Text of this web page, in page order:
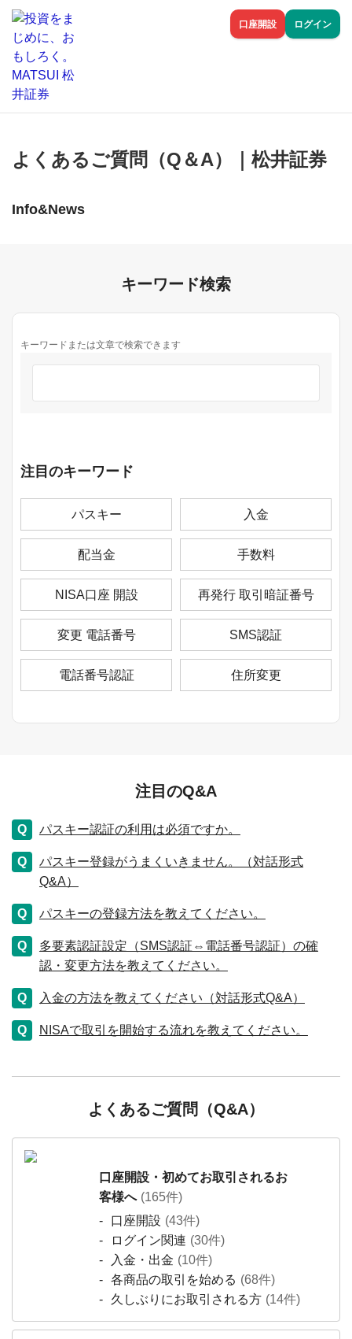
口座開設 ログイン
よくあるご質問（Q＆A）｜松井証券
Info&News
キーワード検索
キーワードまたは文章で検索できます
注目のキーワード
パスキー 入金
配当金 手数料
NISA口座 開設 再発行 取引暗証番号
変更 電話番号 SMS認証
電話番号認証 住所変更
注目のQ&A
パスキー認証の利用は必須ですか。
パスキー登録がうまくいきません。（対話形式
Q&A）
パスキーの登録方法を教えてください。
多要素認証設定（SMS認証⇔電話番号認証）の確
認・変更方法を教えてください。
入金の方法を教えてください（対話形式Q&A）
NISAで取引を開始する流れを教えてください。
よくあるご質問（Q&A）
口座開設・初めてお取引されるお
客様へ (165件)
口座開設 (43件)
ログイン関連 (30件)
入金・出金 (10件)
各商品の取引を始める (68件)
久しぶりにお取引される方 (14件)